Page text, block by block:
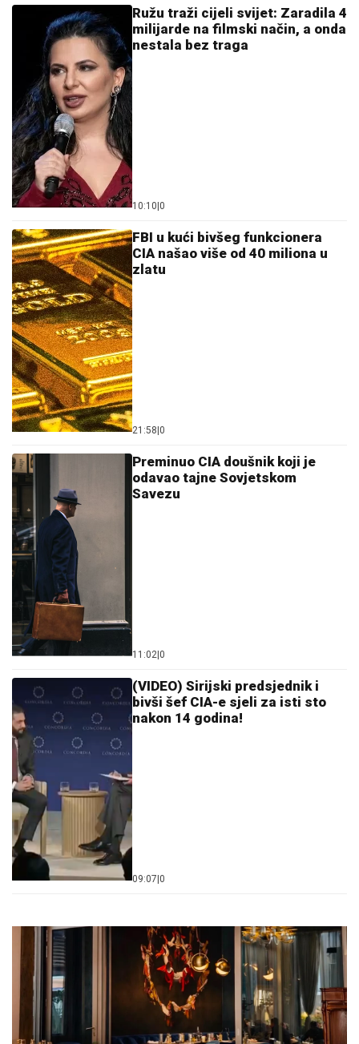
Ružu traži cijeli svijet: Zaradila 4
milijarde na filmski način, a onda
nestala bez traga
10:10 0
FBI u kući bivšeg funkcionera
CIA našao više od 40 miliona u
zlatu
21:58 0
Preminuo CIA doušnik koji je
odavao tajne Sovjetskom
Savezu
11:02 0
(VIDEO) Sirijski predsjednik i
bivši šef CIA-e sjeli za isti sto
nakon 14 godina!
09:07 0